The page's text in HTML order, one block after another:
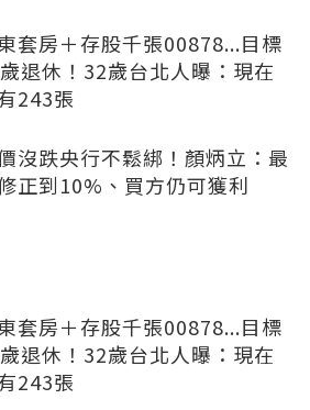
套房＋存股千張00878...目標
退休！32歲台北人曝：現在
243張
沒跌央行不鬆綁！顏炳立：最
正到10%、買方仍可獲利
套房＋存股千張00878...目標
退休！32歲台北人曝：現在
243張